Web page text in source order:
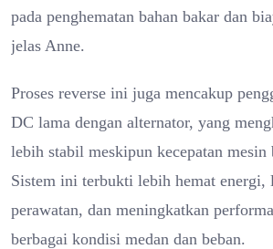
pada penghematan bahan bakar dan
jelas Anne.
Proses reverse ini juga mencakup
DC lama dengan alternator, yang
lebih stabil meskipun kecepatan mesin
Sistem ini terbukti lebih hemat energi,
perawatan, dan meningkatkan
berbagai kondisi medan dan beban.